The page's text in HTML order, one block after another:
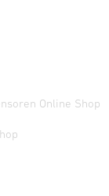
Online Shop